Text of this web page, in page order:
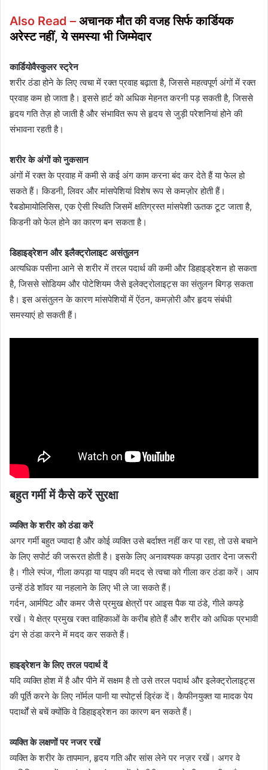
Also Read – अचानक मौत की वजह सिर्फ कार्डियक
अरेस्ट नहीं, ये समस्या भी जिम्मेदार
कार्डियोवैस्कुलर स्ट्रेन
शरीर ठंडा होने के लिए त्वचा में रक्त प्रवाह बढ़ाता है, जिससे महत्वपूर्ण अंगों में रक्त
प्रवाह कम हो जाता है। इससे हार्ट को अधिक मेहनत करनी पड़ सकती है, जिससे
हृदय गति तेज़ हो जाती है और संभावित रूप से हृदय से जुड़ी परेशनियां होने की
संभावना रहती है।
शरीर के अंगों को नुकसान
अंगों में रक्त के प्रवाह में कमी से कई अंग काम करना बंद कर देते हैं या फेल हो
सकते हैं। किडनी, लिवर और मांसपेशियां विशेष रूप से कमज़ोर होती हैं।
रैबडोमायोलिसिस, एक ऐसी स्थिति जिसमें क्षतिग्रस्त मांसपेशी ऊतक टूट जाता है,
किडनी को फेल होने का कारण बन सकता है।
डिहाइड्रेशन और इलैक्ट्रोलाइट असंतुलन
अत्यधिक पसीना आने से शरीर में तरल पदार्थ की कमी और डिहाइड्रेशन हो सकता
है, जिससे सोडियम और पोटेशियम जैसे इलेक्ट्रोलाइट्स का संतुलन बिगड़ सकता
है। इस असंतुलन के कारण मांसपेशियों में ऐंठन, कमज़ोरी और हृदय संबंधी
समस्याएं हो सकती हैं।
बहुत गर्मी में कैसे करें सुरक्षा
व्यक्ति के शरीर को ठंडा करें
अगर गर्मी बहुत ज्यादा है और कोई व्यक्ति उसे बर्दाश्त नहीं कर पा रहा, तो उसे बचाने
के लिए सपोर्ट की जरूरत होती है। इसके लिए अनावश्यक कपड़ा उतार देना जरूरी
है। गीले स्पंज, गीला कपड़ा या पाइप की मदद से त्वचा को गीला कर ठंडा करें। आप
उन्हें ठंडे शॉवर या नहलाने के लिए भी ले जा सकते हैं।
गर्दन, आर्मपिट और कमर जैसे प्रमुख क्षेत्रों पर आइस पैक या ठंडे, गीले कपड़े
रखें। ये क्षेत्र प्रमुख रक्त वाहिकाओं के करीब होते हैं और शरीर को अधिक प्रभावी
ढंग से ठंडा करने में मदद कर सकते हैं।
हाइड्रेशन के लिए तरल पदार्थ दें
यदि व्यक्ति होश में है और पीने में सक्षम है तो उसे तरल पदार्थ और इलेक्ट्रोलाइट्स
की पूर्ति करने के लिए नॉर्मल पानी या स्पोर्ट्स ड्रिंक दें। कैफीनयुक्त या मादक पेय
पदार्थों से बचें क्योंकि वे डिहाइड्रेशन का कारण बन सकते हैं।
व्यक्ति के लक्षणों पर नजर रखें
व्यक्ति के शरीर के तापमान, हृदय गति और सांस लेने पर नज़र रखें। अगर वे